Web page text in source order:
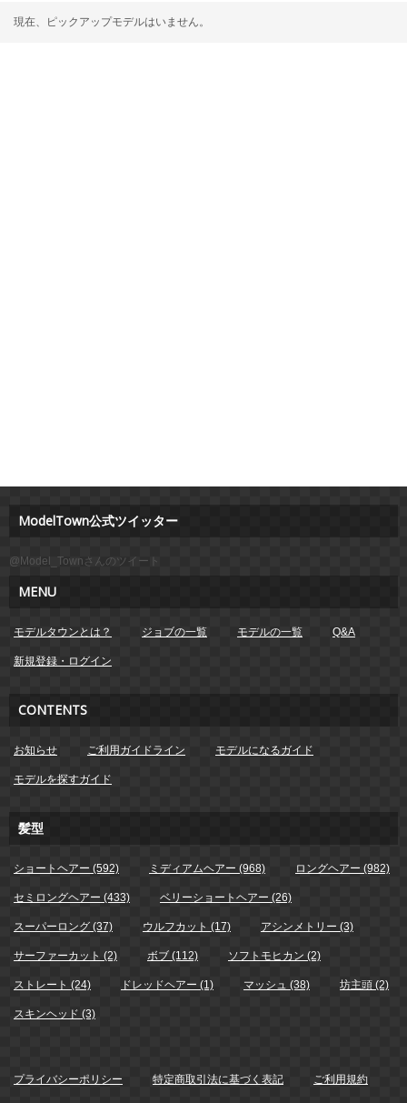
現在、ピックアップモデルはいません。
ModelTown公式ツイッター
@Model_Townさんのツイート
MENU
モデルタウンとは？ ジョブの一覧 モデルの一覧 Q&A
新規登録・ログイン
CONTENTS
お知らせ ご利用ガイドライン モデルになるガイド
モデルを探すガイド
髪型
ショートヘアー (592) ミディアムヘアー (968) ロングヘアー (982)
セミロングヘアー (433) ベリーショートヘアー (26)
スーパーロング (37) ウルフカット (17) アシンメトリー (3)
サーファーカット (2) ボブ (112) ソフトモヒカン (2)
ストレート (24) ドレッドヘアー (1) マッシュ (38) 坊主頭 (2)
スキンヘッド (3)
プライバシーポリシー 特定商取引法に基づく表記 ご利用規約